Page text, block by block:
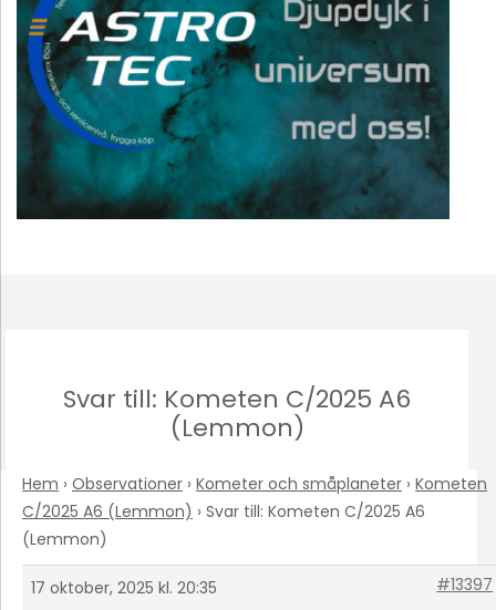
Svar till: Kometen C/2025 A6
(Lemmon)
Hem › Observationer › Kometer och småplaneter › Kometen
C/2025 A6 (Lemmon) › Svar till: Kometen C/2025 A6
(Lemmon)
17 oktober, 2025 kl. 20:35
#13397